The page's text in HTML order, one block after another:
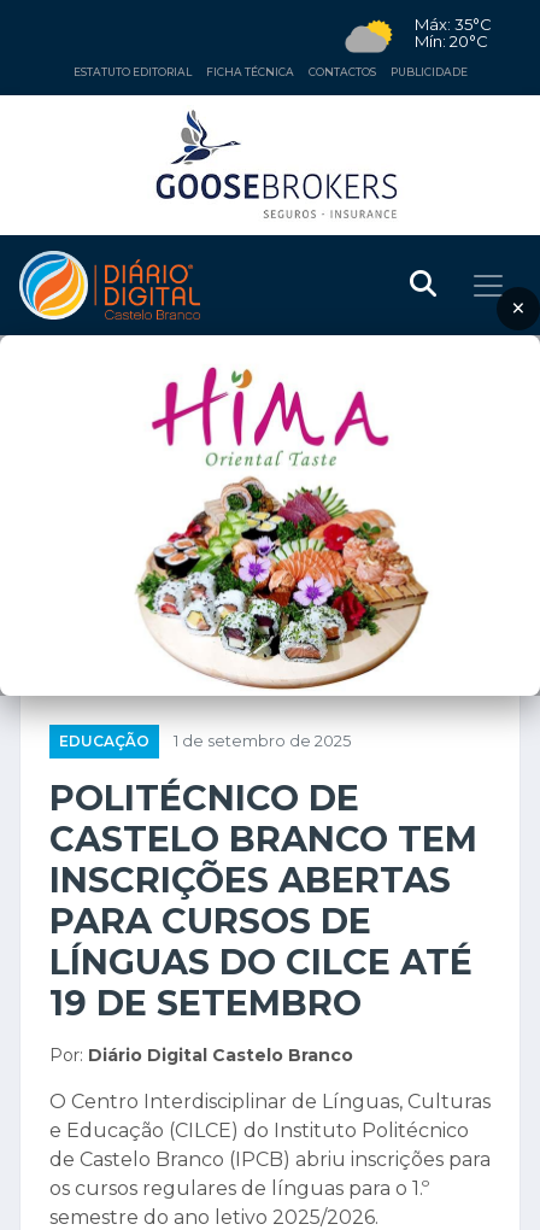
Máx: 35°C
Mín: 20°C
ESTATUTO EDITORIAL FICHA TÉCNICA CONTACTOS PUBLICIDADE
×
EDUCAÇÃO 1 de setembro de 2025
POLITÉCNICO DE
CASTELO BRANCO TEM
INSCRIÇÕES ABERTAS
PARA CURSOS DE
LÍNGUAS DO CILCE ATÉ
19 DE SETEMBRO
Por: Diário Digital Castelo Branco
O Centro Interdisciplinar de Línguas, Culturas
e Educação (CILCE) do Instituto Politécnico
de Castelo Branco (IPCB) abriu inscrições para
os cursos regulares de línguas para o 1.º
semestre do ano letivo 2025/2026.